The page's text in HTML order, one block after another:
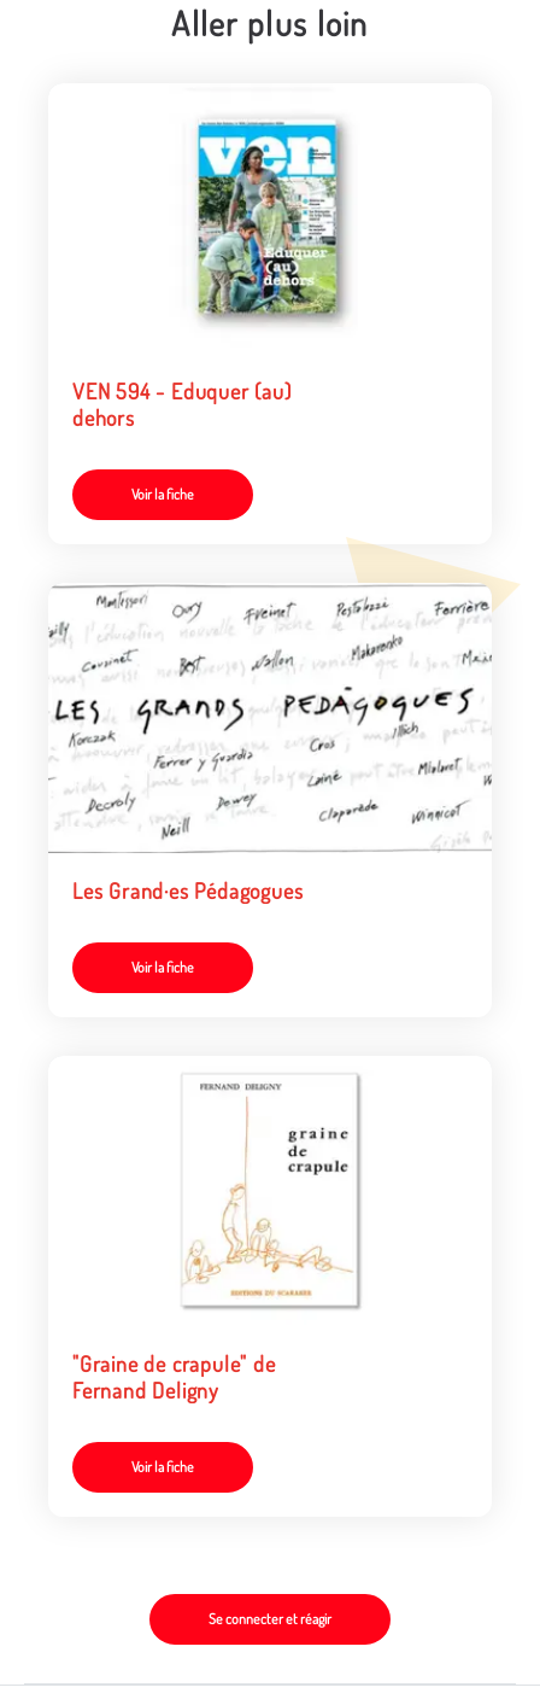
Aller plus loin
VEN 594 - Eduquer (au)
dehors
Voir la fiche
Les Grand·es Pédagogues
Voir la fiche
"Graine de crapule" de
Fernand Deligny
Voir la fiche
Se connecter et réagir